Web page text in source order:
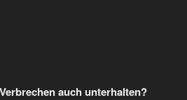
auch unterhalten?